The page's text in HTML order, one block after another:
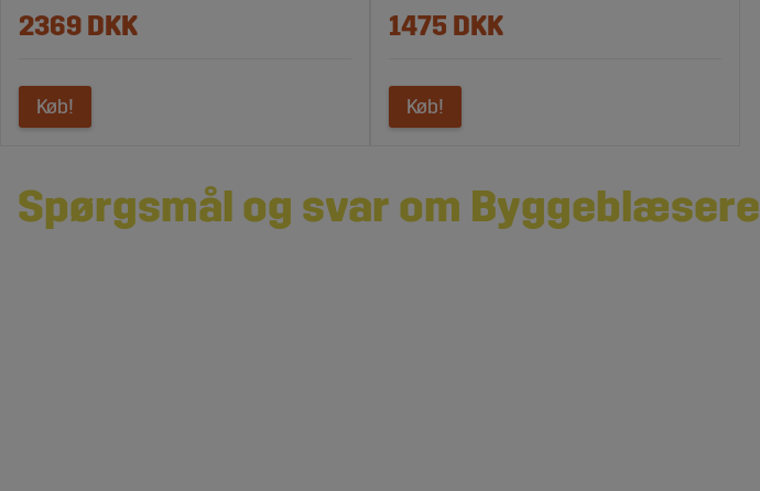
2369 DKK
Køb!
1475 DKK
Køb!
Spørgsmål og svar om Byggeblæsere